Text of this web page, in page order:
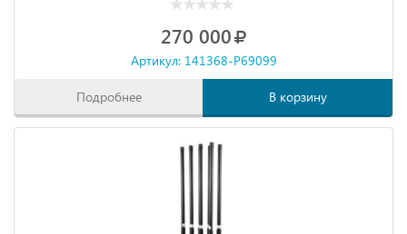
270 000
Артикул: 141368-P69099
Подробнее В корзину